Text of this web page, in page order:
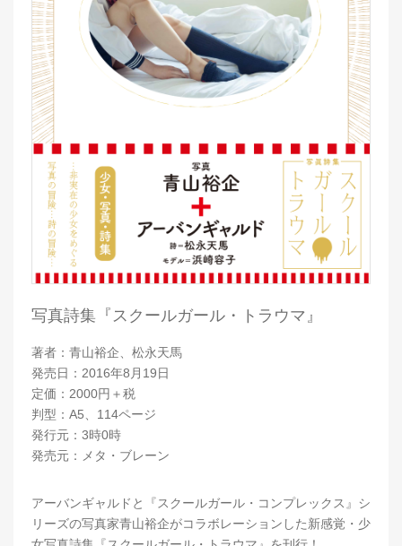
写真詩集『スクールガール・トラウマ』
著者：青山裕企、松永天馬
発売日：2016年8月19日
定価：2000円＋税
判型：A5、114ページ
発行元：3時0時
発売元：メタ・ブレーン
アーバンギャルドと『スクールガール・コンプレックス』シ
リーズの写真家青山裕企がコラボレーションした新感覚・少